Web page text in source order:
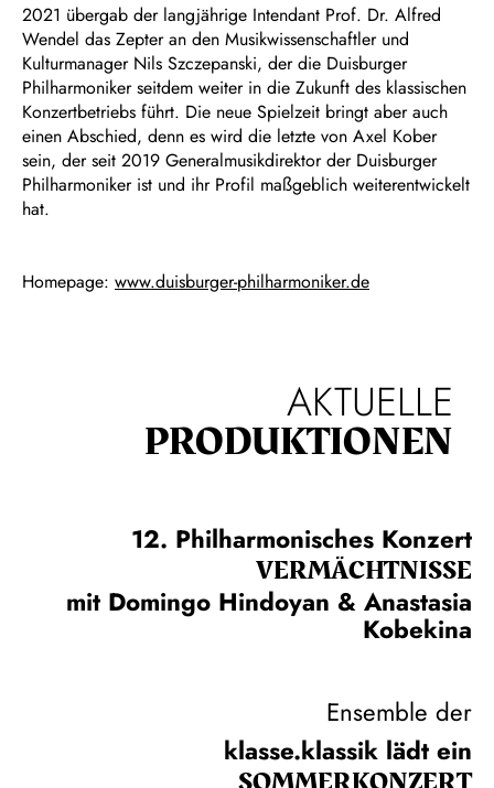
2021 übergab der langjährige Intendant Prof. Dr. Alfred
Wendel das Zepter an den Musikwissenschaftler und
Kulturmanager Nils Szczepanski, der die Duisburger
Philharmoniker seitdem weiter in die Zukunft des klassischen
Konzertbetriebs führt. Die neue Spielzeit bringt aber auch
einen Abschied, denn es wird die letzte von Axel Kober
sein, der seit 2019 Generalmusikdirektor der Duisburger
Philharmoniker ist und ihr Profil maßgeblich weiterentwickelt
hat.
Homepage: www.duisburger-philharmoniker.de
AKTUELLE
PRODUKTIONEN
12. Philharmonisches Konzert
VERMÄCHTNISSE
mit Domingo Hindoyan & Anastasia
Kobekina
Ensemble der
klasse.klassik lädt ein